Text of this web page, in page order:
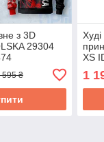
з 3D
29304
595 ₴
XS
1